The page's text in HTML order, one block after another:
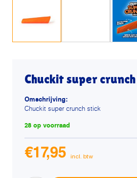
Chuckit super
Omschrijving:
Chuckit super crunch stick
28 op voorraad
€17,95